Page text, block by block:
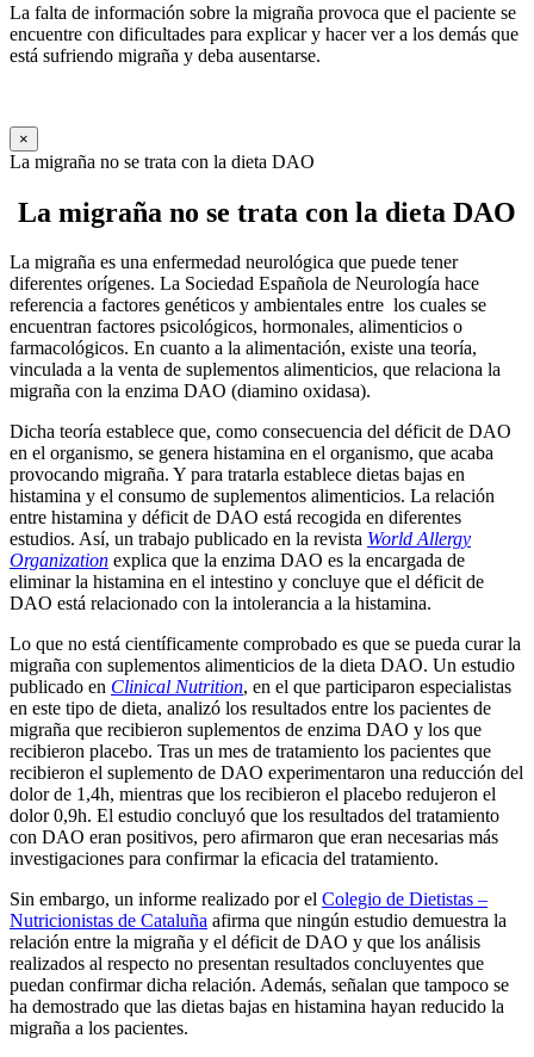
La falta de información sobre la migraña provoca que el paciente se
encuentre con dificultades para explicar y hacer ver a los demás que
está sufriendo migraña y deba ausentarse.
×
La migraña no se trata con la dieta DAO
La migraña no se trata con la dieta DAO
La migraña es una enfermedad neurológica que puede tener
diferentes orígenes. La Sociedad Española de Neurología hace
referencia a factores genéticos y ambientales entre los cuales se
encuentran factores psicológicos, hormonales, alimenticios o
farmacológicos. En cuanto a la alimentación, existe una teoría,
vinculada a la venta de suplementos alimenticios, que relaciona la
migraña con la enzima DAO (diamino oxidasa).
Dicha teoría establece que, como consecuencia del déficit de DAO
en el organismo, se genera histamina en el organismo, que acaba
provocando migraña. Y para tratarla establece dietas bajas en
histamina y el consumo de suplementos alimenticios. La relación
entre histamina y déficit de DAO está recogida en diferentes
estudios. Así, un trabajo publicado en la revista World Allergy
Organization explica que la enzima DAO es la encargada de
eliminar la histamina en el intestino y concluye que el déficit de
DAO está relacionado con la intolerancia a la histamina.
Lo que no está científicamente comprobado es que se pueda curar la
migraña con suplementos alimenticios de la dieta DAO. Un estudio
publicado en Clinical Nutrition, en el que participaron especialistas
en este tipo de dieta, analizó los resultados entre los pacientes de
migraña que recibieron suplementos de enzima DAO y los que
recibieron placebo. Tras un mes de tratamiento los pacientes que
recibieron el suplemento de DAO experimentaron una reducción del
dolor de 1,4h, mientras que los recibieron el placebo redujeron el
dolor 0,9h. El estudio concluyó que los resultados del tratamiento
con DAO eran positivos, pero afirmaron que eran necesarias más
investigaciones para confirmar la eficacia del tratamiento.
Sin embargo, un informe realizado por el Colegio de Dietistas –
Nutricionistas de Cataluña afirma que ningún estudio demuestra la
relación entre la migraña y el déficit de DAO y que los análisis
realizados al respecto no presentan resultados concluyentes que
puedan confirmar dicha relación. Además, señalan que tampoco se
ha demostrado que las dietas bajas en histamina hayan reducido la
migraña a los pacientes.